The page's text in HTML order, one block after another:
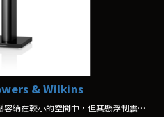
& Wilkins
707 S3的空間友好設計使其可以輕鬆容納在較小的空間中，但其懸浮制震碳振膜高音單體與Continuum FST™中/低音音盆搭配弧形障板，這款出色的揚聲器為您帶來極正向的肯定；是的，小尺寸也有大表現。 *不含腳架，腳架另購$36,800